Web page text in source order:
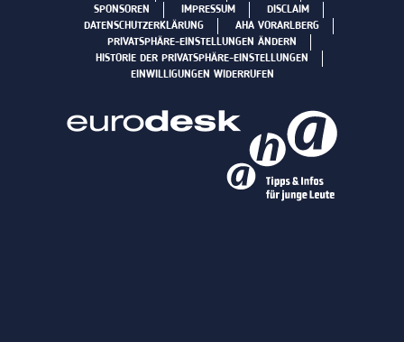
SPONSOREN
IMPRESSUM
DISCLAIM
DATENSCHUTZERKLÄRUNG
AHA VORARLBERG
PRIVATSPHÄRE-EINSTELLUNGEN ÄNDERN
HISTORIE DER PRIVATSPHÄRE-EINSTELLUNGEN
EINWILLIGUNGEN WIDERRUFEN